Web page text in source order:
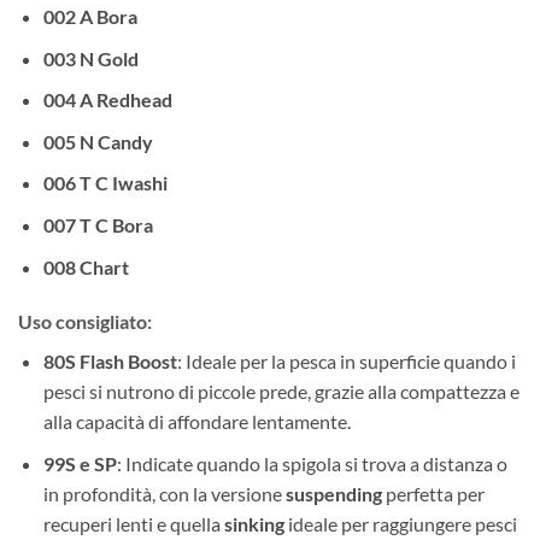
002 A Bora
003 N Gold
004 A Redhead
005 N Candy
006 T C Iwashi
007 T C Bora
008 Chart
Uso consigliato:
80S Flash Boost: Ideale per la pesca in superficie quando i
pesci si nutrono di piccole prede, grazie alla compattezza e
alla capacità di affondare lentamente.
99S e SP: Indicate quando la spigola si trova a distanza o
in profondità, con la versionesuspendingperfetta per
recuperi lenti e quella sinkingideale per raggiungere pesci